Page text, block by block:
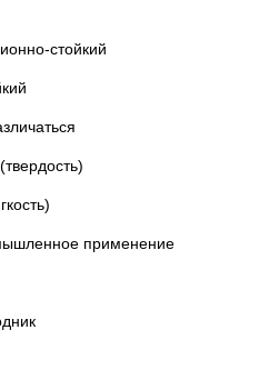
стойкий
применение